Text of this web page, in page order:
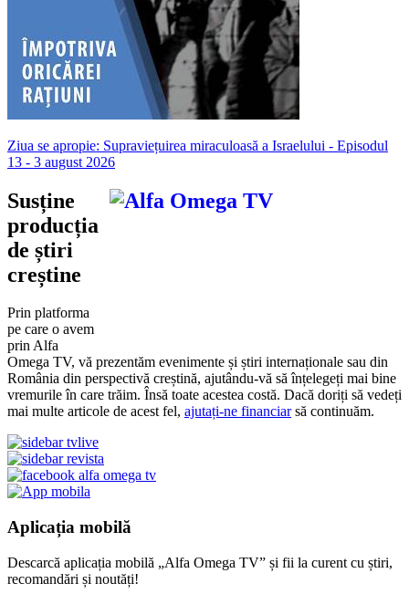
Ziua se apropie: Supraviețuirea miraculoasă a Israelului - Episodul
13 - 3 august 2026
Susține
producția
de știri
creștine
Prin platforma
pe care o avem
prin Alfa
Omega TV, vă prezentăm evenimente și știri internaționale sau din
România din perspectivă creștină, ajutându-vă să înțelegeți mai bine
vremurile în care trăim. Însă toate acestea costă. Dacă doriți să vedeți
mai multe articole de acest fel, ajutați-ne financiarsă continuăm.
Aplicația mobilă
Descarcă aplicația mobilă „Alfa Omega TV” și fii la curent cu știri,
recomandări și noutăți!